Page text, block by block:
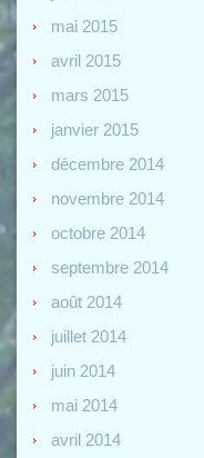
mai 2015
avril 2015
mars 2015
janvier 2015
décembre 2014
novembre 2014
octobre 2014
septembre 2014
août 2014
juillet 2014
juin 2014
mai 2014
avril 2014